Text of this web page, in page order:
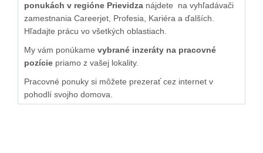
ponukách v regióne Prievidza nájdete na vyhľadávači
zamestnania Careerjet, Profesia, Kariéra a ďalších.
Hľadajte prácu vo všetkých oblastiach.
My vám ponúkame vybrané inzeráty na pracovné
pozície priamo z vašej lokality.
Pracovné ponuky si môžete prezerať cez internet v
pohodlí svojho domova.